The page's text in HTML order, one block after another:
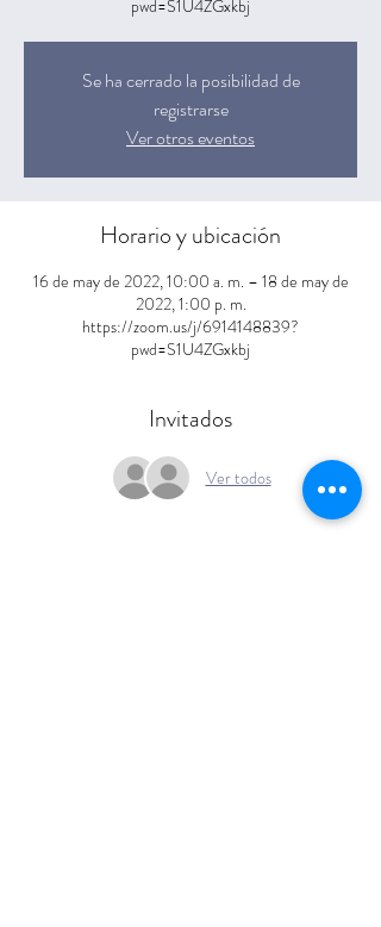
pwd=S1U4ZGxkbj
Se ha cerrado la posibilidad de
registrarse
Ver otros eventos
Horario y ubicación
16 de may de 2022, 10:00 a. m. – 18 de may de
2022, 1:00 p. m.
https://zoom.us/j/6914148839?
pwd=S1U4ZGxkbj
Invitados
Ver todos